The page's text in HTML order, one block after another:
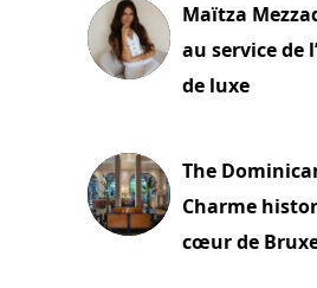
Maïtza
au service de
de luxe
The
Charme
cœur de